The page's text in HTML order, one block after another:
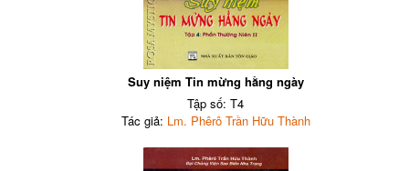
Suy niệm Tin mừng hằng ngày
Tập số: T4
Tác giả: Lm. Phêrô Trần Hữu Thành